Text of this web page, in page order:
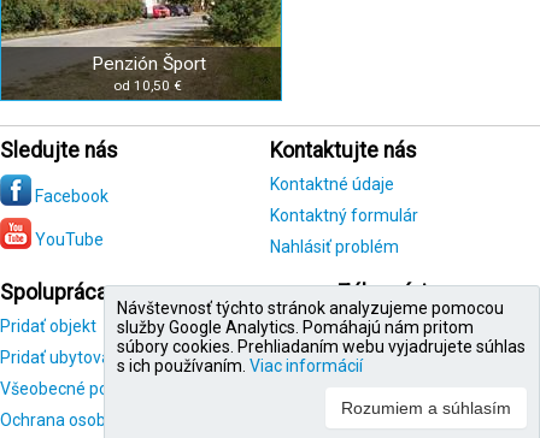
Penzión Šport
od 10,50 €
Sledujte nás
Facebook
YouTube
Kontaktujte nás
Kontaktné údaje
Kontaktný formulár
Nahlásiť problém
Spolupráca
Pridať objekt
Pridať ubytovanie
Všeobecné podmienky
Ochrana osobných údajov
Zákazníci
Registrácia
zákazníka
Návštevnosť týchto stránok analyzujeme pomocou
služby Google Analytics. Pomáhajú nám pritom
súbory cookies. Prehliadaním webu vyjadrujete súhlas
s ich používaním. Viac informácií